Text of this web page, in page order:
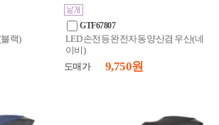
랙)
GTF67807
LED 손전등 완전자동 양산겸 우산(네
이비)
도매가
9,750 원